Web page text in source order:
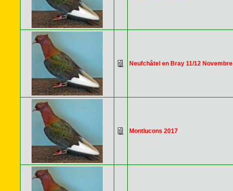
Neufchâtel en Bray 11/12 Novembre
Montlucons 2017